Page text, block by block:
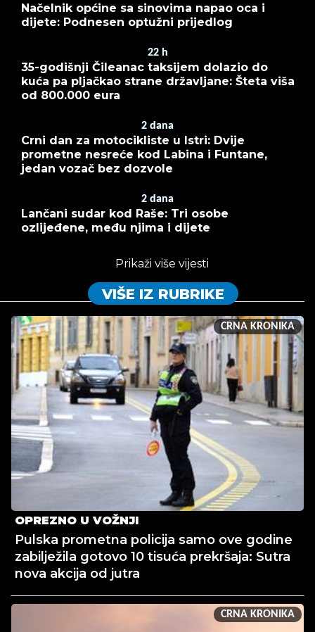
Načelnik općine sa sinovima napao oca i
dijete: Podnesen optužni prijedlog
22 h
35-godišnji Čileanac taksijem dolazio do
kuća pa pljačkao strane državljane: Šteta viša
od 800.000 eura
2 dana
Crni dan za motocikliste u Istri: Dvije
prometne nesreće kod Labina i Funtane,
jedan vozač bez dozvole
2 dana
Lančani sudar kod Raše: Tri osobe
ozlijeđene, među njima i dijete
Prikaži više vijesti
VIŠE IZ RUBRIKE
CRNA KRONIKA
OPREZNO U VOŽNJI
Pulska prometna policija samo ove godine
zabilježila gotovo 10 tisuća prekršaja: Sutra
nova akcija od jutra
CRNA KRONIKA